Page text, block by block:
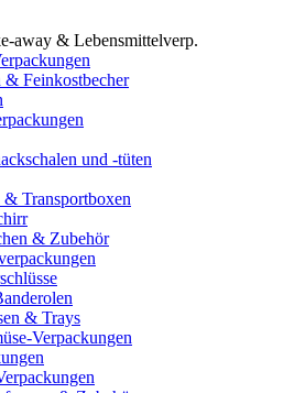
away & Lebensmittelverp.
& Feinkostbecher
und -tüten
& Transportboxen
& Zubehör
& Trays
Verpackungen